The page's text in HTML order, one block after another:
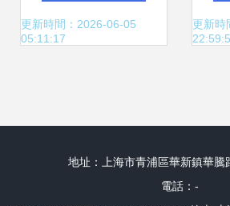
特勒寶藏被發現的
更新時間：2026-06-05
05:11:17
電
更新時
地址：上海市青浦區華新鎮華騰
電話：-